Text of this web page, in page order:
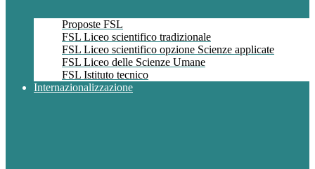
Proposte FSL
FSL Liceo scientifico tradizionale
FSL Liceo scientifico opzione Scienze applicate
FSL Liceo delle Scienze Umane
FSL Istituto tecnico
Internazionalizzazione